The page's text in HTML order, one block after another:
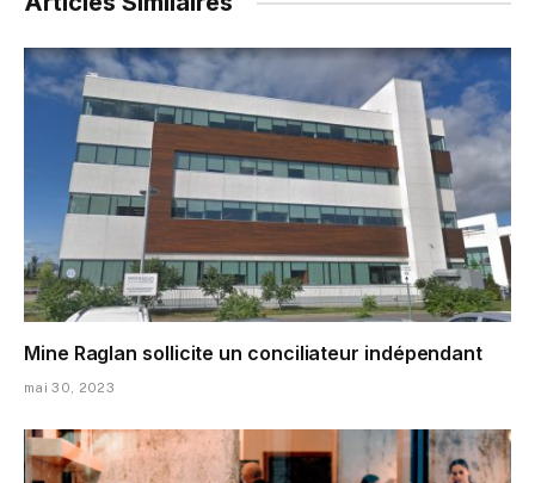
Mine Raglan sollicite un conciliateur indépendant
mai 30, 2023